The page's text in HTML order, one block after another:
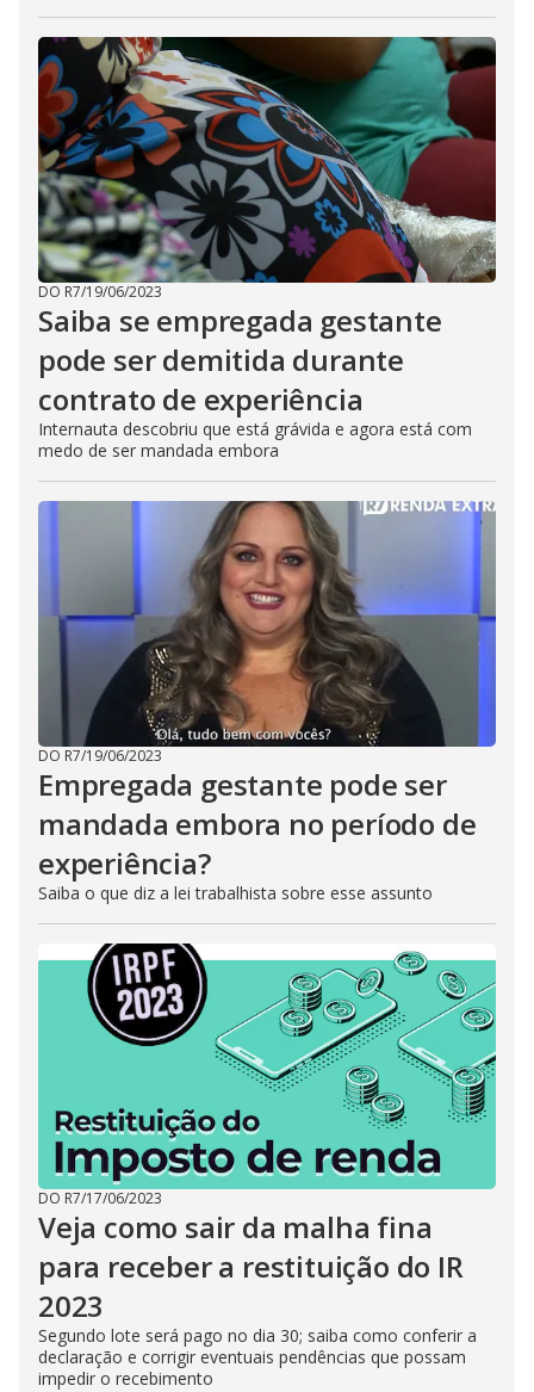
DO R7/19/06/2023
Saiba se empregada gestante
pode ser demitida durante
contrato de experiência
Internauta descobriu que está grávida e agora está com
medo de ser mandada embora
DO R7/19/06/2023
Empregada gestante pode ser
mandada embora no período de
experiência?
Saiba o que diz a lei trabalhista sobre esse assunto
DO R7/17/06/2023
Veja como sair da malha fina
para receber a restituição do IR
2023
Segundo lote será pago no dia 30; saiba como conferir a
declaração e corrigir eventuais pendências que possam
impedir o recebimento